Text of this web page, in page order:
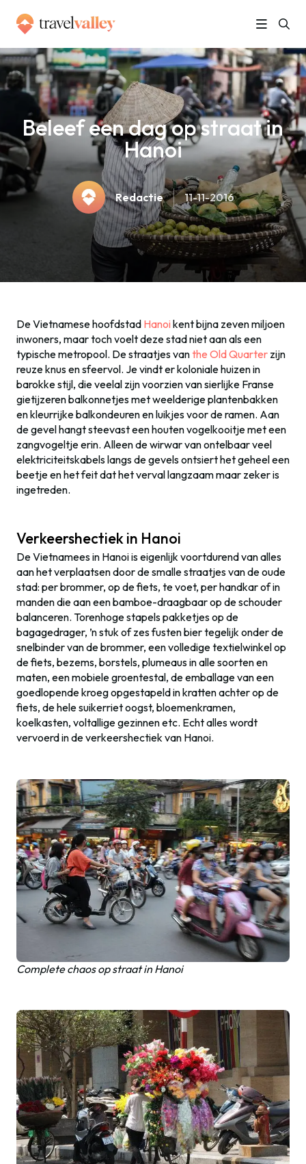
Home » Beleef een dag op straat in Hanoi
Beleef een dag op straat in
Hanoi
Redactie 11-11-2016
De Vietnamese hoofdstad Hanoikent bijna zeven miljoen
inwoners, maar toch voelt deze stad niet aan als een
typische metropool. De straatjes vanthe Old Quarter zijn
reuze knus en sfeervol. Je vindt er koloniale huizen in
barokke stijl, die veelal zijn voorzien van sierlijke Franse
gietijzeren balkonnetjes met weelderige plantenbakken
en kleurrijke balkondeuren en luikjes voor de ramen. Aan
de gevel hangt steevast een houten vogelkooitje met een
zangvogeltje erin. Alleen de wirwar van ontelbaar veel
elektriciteitskabels langs de gevels ontsiert het geheel een
beetje en het feit dat het verval langzaam maar zeker is
ingetreden.
Verkeershectiek in Hanoi
De Vietnamees in Hanoi is eigenlijk voortdurend van alles
aan het verplaatsen door de smalle straatjes van de oude
stad: per brommer, op de fiets, te voet, per handkar of in
manden die aan een bamboe-draagbaar op de schouder
balanceren. Torenhoge stapels pakketjes op de
bagagedrager, ’n stuk of zes fusten bier tegelijk onder de
snelbinder van de brommer, een volledige textielwinkel op
de fiets, bezems, borstels, plumeaus in alle soorten en
maten, een mobiele groentestal, de emballage van een
goedlopende kroeg opgestapeld in kratten achter op de
fiets, de hele suikerriet oogst, bloemenkramen,
koelkasten, voltallige gezinnen etc. Echt alles wordt
vervoerd in de verkeershectiek van Hanoi.
Complete chaos op straat in Hanoi